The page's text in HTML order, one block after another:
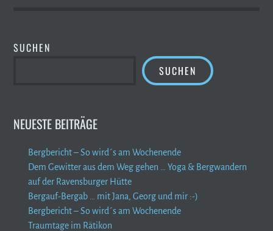
SUCHEN
SUCHEN
NEUESTE BEITRÄGE
Bergbericht – So wird´s am Wochenende
Dem Gewitter aus dem Weg gehen … Yoga & Bergwandern
auf der Ravensburger Hütte
Bergauf-Bergab … mit Jana, Georg und mir :-)
Bergbericht – So wird´s am Wochenende
Traumtage im Rätikon